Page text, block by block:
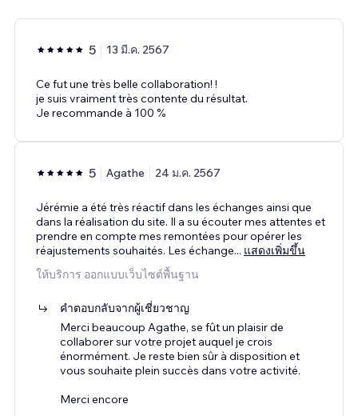
5 13 มี.ค. 2567
Ce fut une très belle collaboration! !
je suis vraiment très contente du résultat.
Je recommande à 100 %
5 Agathe 24 ม.ค. 2567
Jérémie a été très réactif dans les échanges ainsi que
dans la réalisation du site. Il a su écouter mes attentes et
prendre en compte mes remontées pour opérer les
réajustements souhaités. Les échange... แสดงเพิ่มขึ้น
ให้บริการ ออกแบบเว็บไซต์พื้นฐาน
คำตอบกลับจากผู้เชี่ยวชาญ
Merci beaucoup Agathe, se fût un plaisir de
collaborer sur votre projet auquel je crois
énormément. Je reste bien sûr à disposition et
vous souhaite plein succès dans votre activité.
Merci encore